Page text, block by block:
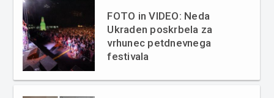
FOTO in VIDEO: Neda
Ukraden poskrbela za
vrhunec petdnevnega
festivala